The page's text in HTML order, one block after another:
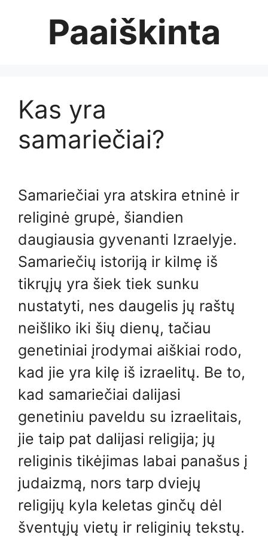
Paaiškinta
Kas yra
samariečiai?
Samariečiai yra atskira etninė ir
religinė grupė, šiandien
daugiausia gyvenanti Izraelyje.
Samariečių istoriją ir kilmę iš
tikrųjų yra šiek tiek sunku
nustatyti, nes daugelis jų raštų
neišliko iki šių dienų, tačiau
genetiniai įrodymai aiškiai rodo,
kad jie yra kilę iš izraelitų. Be to,
kad samariečiai dalijasi
genetiniu paveldu su izraelitais,
jie taip pat dalijasi religija; jų
religinis tikėjimas labai panašus į
judaizmą, nors tarp dviejų
religijų kyla keletas ginčų dėl
šventųjų vietų ir religinių tekstų.